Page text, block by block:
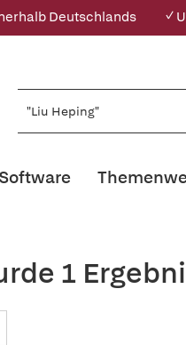
Deutschlands ✓
Software
1